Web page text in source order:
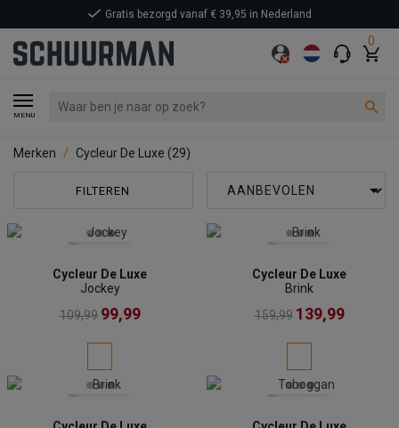
0
MENU
Gratis bezorgd vanaf € 39,95 in Nederland
Merken Cycleur De Luxe (29)
FILTEREN
Cycleur De Luxe
Jockey
109,99 99,99
Cycleur De Luxe
Brink
159,99 139,99